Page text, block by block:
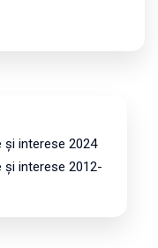
și interese 2024
și interese 2012-